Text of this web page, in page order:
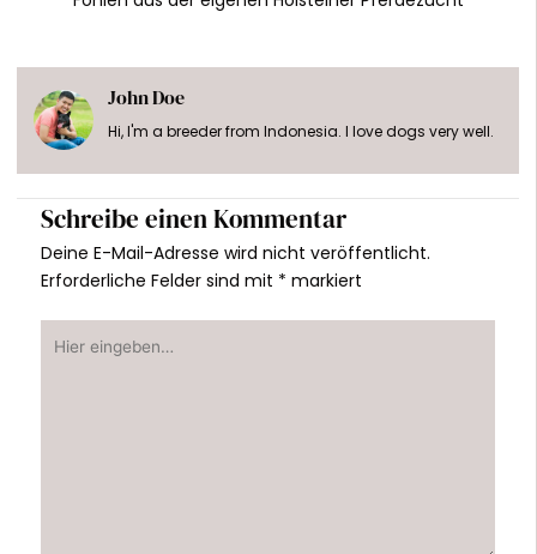
John Doe
Hi, I'm a breeder from Indonesia. I love dogs very well.
Schreibe einen Kommentar
Deine E-Mail-Adresse wird nicht veröffentlicht.
Erforderliche Felder sind mit * markiert